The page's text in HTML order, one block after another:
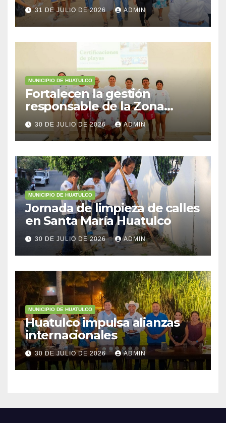
31 DE JULIO DE 2026 ADMIN
MUNICIPIO DE HUATULCO
Fortalecen la gestión
responsable de la Zona
Federal Marítimo Terrestre
30 DE JULIO DE 2026 ADMIN
MUNICIPIO DE HUATULCO
Jornada de limpieza de calles
en Santa María Huatulco
30 DE JULIO DE 2026 ADMIN
MUNICIPIO DE HUATULCO
Huatulco impulsa alianzas
internacionales
30 DE JULIO DE 2026 ADMIN